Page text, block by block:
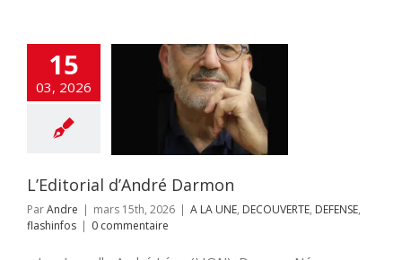
15
03, 2026
d’André
DECOUVERTE
L’Editorial d’André Darmon
ParAndre | mars 15th, 2026 | A LA UNE, DECOUVERTE, DEFENSE,
flashinfos | 0 commentaire